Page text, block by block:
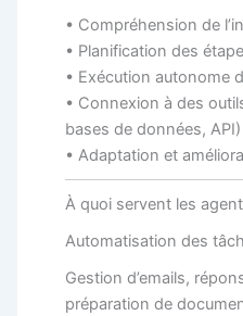
• Compréhension de
• Planification des
• Exécution autonome
• Connexion à des
bases de données, API)
• Adaptation et
À quoi servent les
Automatisation des
Gestion d’emails,
préparation de